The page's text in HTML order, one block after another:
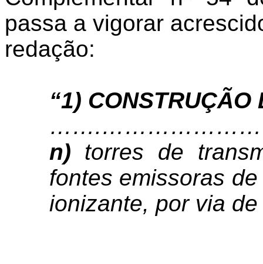
passa a vigorar
redação:
“1) CONSTRUÇÃO
……
n) torres de
fontes emissoras
ionizante, por via